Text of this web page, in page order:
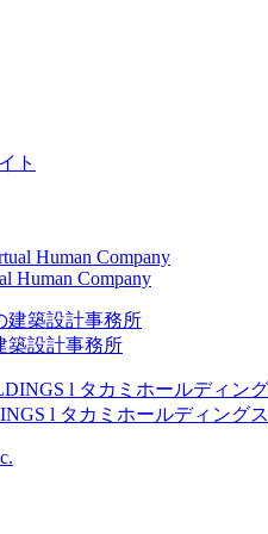
ト
Human Company
築設計事務所
l タカミホールディングス